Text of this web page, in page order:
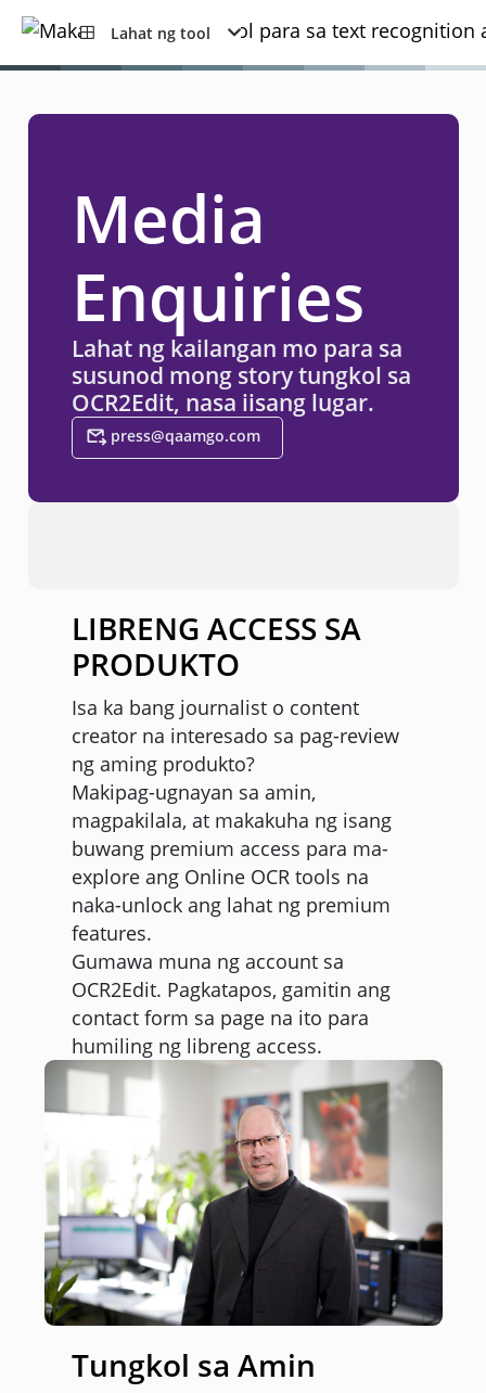
Lahat ng tool
Media
Enquiries
Lahat ng kailangan mo para sa
susunod mong story tungkol sa
OCR2Edit, nasa iisang lugar.
press@qaamgo.com
LIBRENG ACCESS SA
PRODUKTO
Isa ka bang journalist o content
creator na interesado sa pag-review
ng aming produkto?
Makipag-ugnayan sa amin,
magpakilala, at makakuha ng isang
buwang premium access para ma-
explore ang Online OCR tools na
naka-unlock ang lahat ng premium
features.
Gumawa muna ng account sa
OCR2Edit. Pagkatapos, gamitin ang
contact form sa page na ito para
humiling ng libreng access.
Tungkol sa Amin